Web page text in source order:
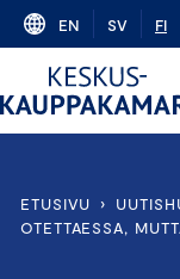
Skip
content
EN SV FI
ETUSIVU ›
OTETTAESSA,